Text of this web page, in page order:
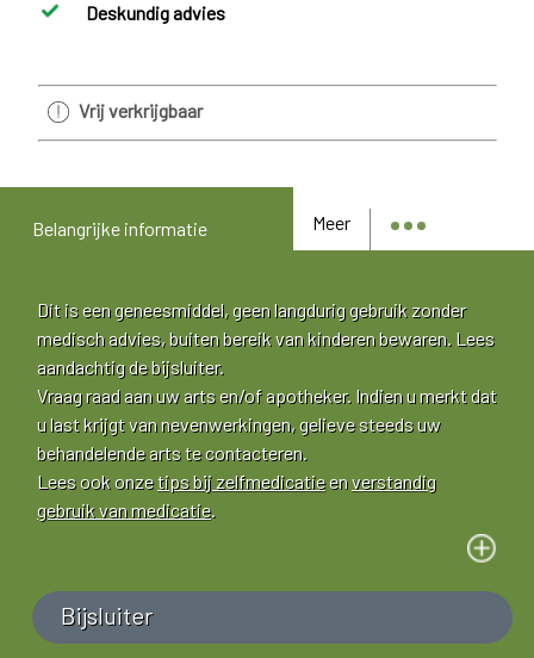
Deskundig advies
Vrij verkrijgbaar
Meer
Belangrijke informatie
Dit is een geneesmiddel, geen langdurig gebruik zonder
medisch advies, buiten bereik van kinderen bewaren. Lees
aandachtig de bijsluiter.
Vraag raad aan uw arts en/of apotheker. Indien u merkt dat
u last krijgt van nevenwerkingen, gelieve steeds uw
behandelende arts te contacteren.
Lees ook onzetips bij zelfmedicatieenverstandig
gebruik van medicatie.
Bijsluiter